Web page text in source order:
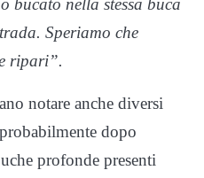
bucato nella stessa buca
Speriamo che
ripari”.
notare anche diversi
dopo
profonde presenti